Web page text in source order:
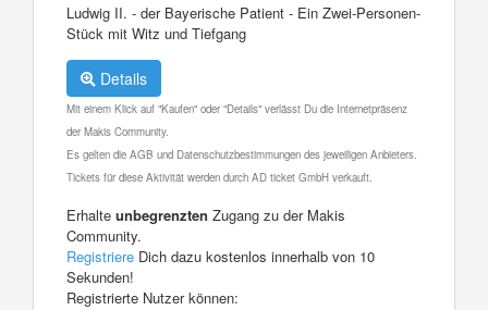
Ludwig II. - der Bayerische Patient - Ein Zwei-Personen-
Stück mit Witz und Tiefgang
Details
Mit einem Klick auf "Kaufen" oder "Details" verlässt Du die Internetpräsenz
der Makis Community.
Es gelten die AGB und Datenschutzbestimmungen des jeweiligen Anbieters.
Tickets für diese Aktivität werden durch AD ticket GmbH verkauft.
Erhalte unbegrenzten Zugang zu der Makis
Community.
Registriere Dich dazu kostenlos innerhalb von 10
Sekunden!
Registrierte Nutzer können: